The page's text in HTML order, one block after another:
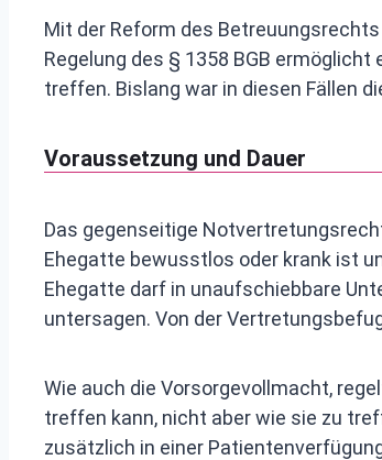
Mit der Reform des
Regelung des § 1358 BGB
treffen. Bislang war in diesen Fällen
Voraussetzung und Dauer
Das gegenseitige
Ehegatte bewusstlos oder krank ist
Ehegatte darf in unaufschiebbare
untersagen. Von der
Wie auch die Vorsorgevollmacht,
treffen kann, nicht aber wie sie zu
zusätzlich in einer